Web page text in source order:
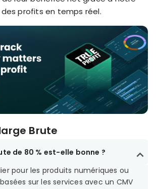
profits en temps réel.
Brute
de 80 % est-elle bonne ?
pour les produits numériques ou
sur les services avec un CMV